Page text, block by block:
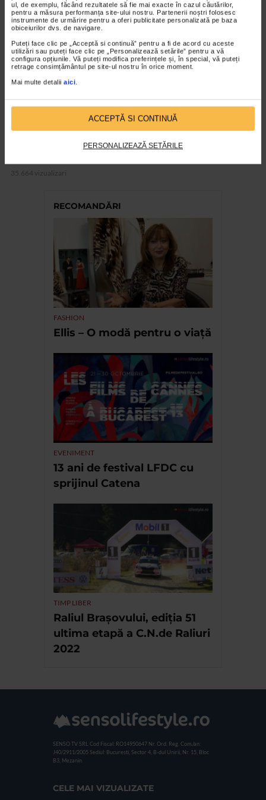
ul, de exemplu, făcând rezultatele să fie mai exacte în cazul căutărilor,
pentru a măsura performanța site-ului nostru. Partenerii noștri folosesc
instrumente de urmărire pentru a oferi publicitate personalizată pe baza
obiceiurilor dvs. de navigare.
Puteți face clic pe „Acceptă si continuă” pentru a fi de acord cu aceste
utilizări sau puteți face clic pe „Personalizează setările” pentru a vă
configura opțiunile. Vă puteți modifica preferințele și, în special, vă puteți
retrage consimțământul pe site-ul nostru în orice moment.
Mai multe detalii aici.
ACCEPTĂ SI CONTINUĂ
PERSONALIZEAZĂ SETĂRILE
VIDEO
35.664 vizualizari
RECOMANDĂRI
FASHION
Ellis – O modă pentru o viață
EVENIMENT
13 ani de festival LFDC cu
sprijinul Catena
TIMP LIBER
Raliul Brașovului, ediția 51
ultima etapă a C.N.de Raliuri
2022
SENSO TV SRL Cod Fiscal: RO14950647 Nr. Ord. Reg. Com./an:
J40/2911/2005 Sediul: Bucuresti, Sector 4, B-dul Unirii, Nr. 15, Bloc
B3, Mezanin
CELE MAI VIZUALIZATE